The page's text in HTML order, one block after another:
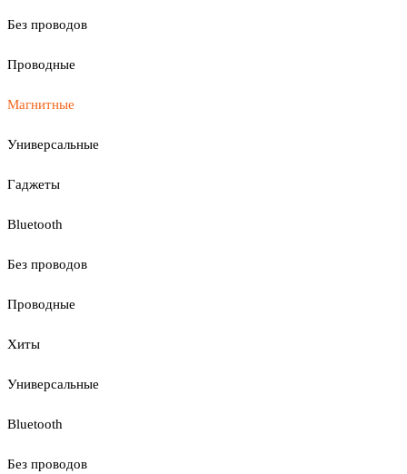
Без проводов
Проводные
Магнитные
Универсальные
Гаджеты
Bluetooth
Без проводов
Проводные
Хиты
Универсальные
Bluetooth
Без проводов